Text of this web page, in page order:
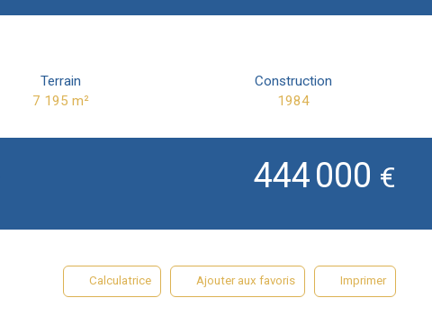
Terrain
7 195 m²
Construction
1984
444 000 €
Calculatrice Ajouter aux favoris Imprimer